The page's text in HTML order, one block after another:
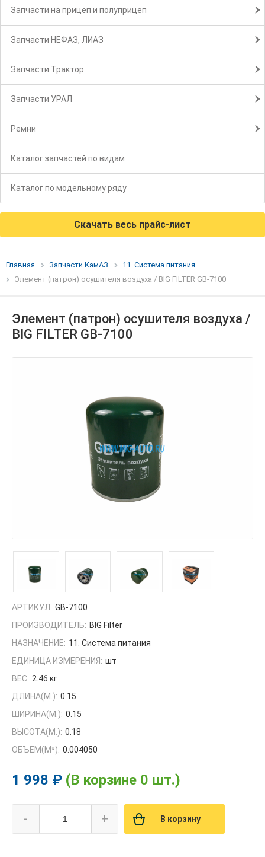
Запчасти на прицеп и полуприцеп
Запчасти НЕФАЗ, ЛИАЗ
Запчасти Трактор
Запчасти УРАЛ
Ремни
Каталог запчастей по видам
Каталог по модельному ряду
Скачать весь прайс-лист
Главная Запчасти КамАЗ
11. Система питания
Элемент (патрон) осушителя воздуха / BIG FILTER GB-7100
Элемент (патрон) осушителя воздуха /
BIG FILTER GB-7100
АРТИКУЛ: GB-7100
ПРОИЗВОДИТЕЛЬ: BIG Filter
НАЗНАЧЕНИЕ: 11. Система питания
ЕДИНИЦА ИЗМЕРЕНИЯ: шт
ВЕС: 2.46 кг
ДЛИНА(М.): 0.15
ШИРИНА(М.): 0.15
ВЫСОТА(М.): 0.18
ОБЪЕМ(M³): 0.004050
1 998 ₽ (В корзине 0 шт.)
- + В корзину